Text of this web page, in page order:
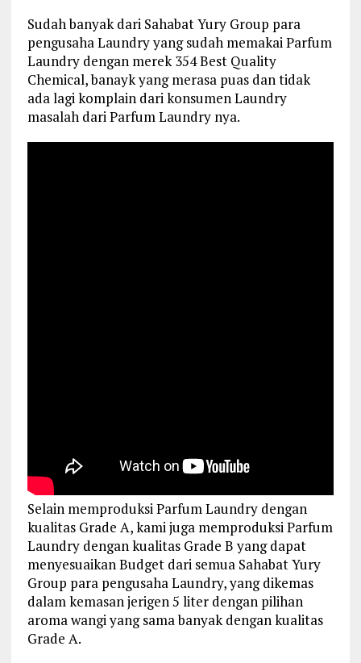
Sudah banyak dari Sahabat Yury Group para
pengusaha Laundry yang sudah memakai Parfum
Laundry dengan merek 354 Best Quality
Chemical, banayk yang merasa puas dan tidak
ada lagi komplain dari konsumen Laundry
masalah dari Parfum Laundry nya.
Selain memproduksi Parfum Laundry dengan
kualitas Grade A, kami juga memproduksi Parfum
Laundry dengan kualitas Grade B yang dapat
menyesuaikan Budget dari semua Sahabat Yury
Group para pengusaha Laundry, yang dikemas
dalam kemasan jerigen 5 liter dengan pilihan
aroma wangi yang sama banyak dengan kualitas
Grade A.